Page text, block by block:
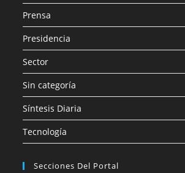
Prensa
Presidencia
Sector
Sin categoría
Síntesis Diaria
Tecnología
Secciones Del Portal